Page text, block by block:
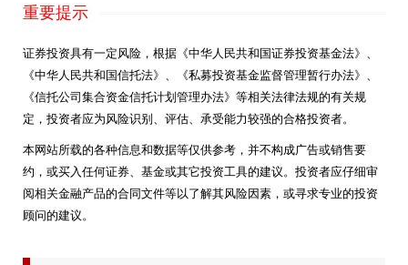
重要提示
证券投资具有一定风险，根据《中华人民共和国证券投资基金法》、
《中华人民共和国信托法》、《私募投资基金监督管理暂行办法》、
《信托公司集合资金信托计划管理办法》等相关法律法规的有关规
定，投资者应为风险识别、评估、承受能力较强的合格投资者。
本网站所载的各种信息和数据等仅供参考，并不构成广告或销售要
约，或买入任何证券、基金或其它投资工具的建议。投资者应仔细审
阅相关金融产品的合同文件等以了解其风险因素，或寻求专业的投资
顾问的建议。